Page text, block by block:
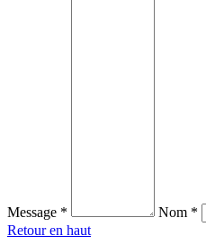
Message * Nom *
Retour en haut